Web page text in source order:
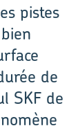
pistes
de
SKF de